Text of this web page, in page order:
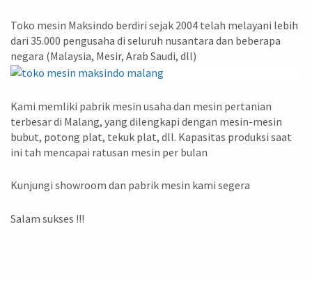
Toko mesin Maksindo berdiri sejak 2004 telah melayani lebih
dari 35.000 pengusaha di seluruh nusantara dan beberapa
negara (Malaysia, Mesir, Arab Saudi, dll)
Kami memliki pabrik mesin usaha dan mesin pertanian
terbesar di Malang, yang dilengkapi dengan mesin-mesin
bubut, potong plat, tekuk plat, dll. Kapasitas produksi saat
ini tah mencapai ratusan mesin per bulan
Kunjungi showroom dan pabrik mesin kami segera
Salam sukses !!!